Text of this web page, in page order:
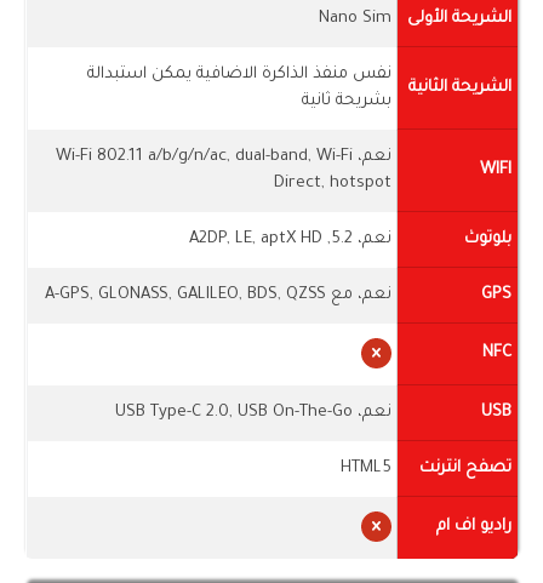
الشريحة الأولى Nano Sim
الشريحة الثانية
نفس منفذ الذاكرة الاضافية يمكن استبدالة
بشريحة ثانية
WIFI
نعم، Wi-Fi 802.11 a/b/g/n/ac, dual-band, Wi-Fi
Direct, hotspot
بلوتوث نعم، 5.2, A2DP, LE, aptX HD
GPS نعم، مع A-GPS, GLONASS, GALILEO, BDS, QZSS
NFC
USB نعم، USB Type-C 2.0, USB On-The-Go
تصفح انترنت HTML5
راديو اف ام